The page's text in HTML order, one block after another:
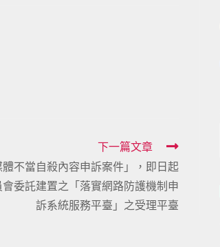
下一篇文章
體不當自殺內容申訴案件」，即日起
委託建置之「落實網路防護機制申
訴系統服務平臺」之受理平臺